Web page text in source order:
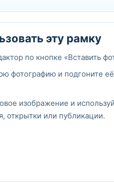
эту рамку
по кнопке «Вставить
фотографию и подгоните
изображение и
открытки или публикации.